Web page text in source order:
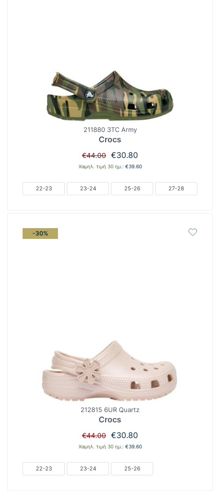
211880 3TC Army
Crocs
€44.00 Original
price
€44.00.
€30.80
τρέχουσα
είναι:
€30.80.
Χαμηλ. τιμή 30 ημ.: €39.60
22-23 23-24 25-26 27-28
-30%
212815 6UR Quartz
Crocs
€44.00 Original
price
€44.00.
€30.80
τρέχουσα
είναι:
€30.80.
Χαμηλ. τιμή 30 ημ.: €39.60
22-23 23-24 25-26